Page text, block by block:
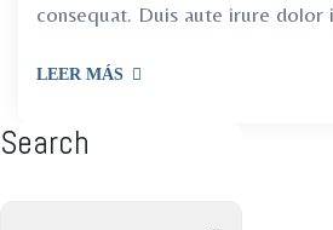
consequat. Duis aute irure dolor
LEER MÁS
Search